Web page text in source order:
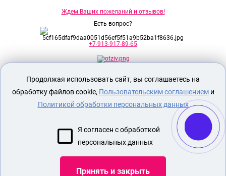
Ждем Ваших пожеланий и отзывов!
Есть вопрос?
+7-913-917-89-65
Секс шоп Доктор Любви предназначен
исключительно для лиц старше 18 лет!
Вся продукция имеет знак EAC
ЭРОТИЧЕСКОЕ БЕЛЬЕ
Продолжая использовать сайт, вы соглашаетесь на
обработку файлов cookie, Пользовательским соглашениеми
Политикой обработки персональных данных
Я согласен с обработкой
персональных данных
Принять и закрыть